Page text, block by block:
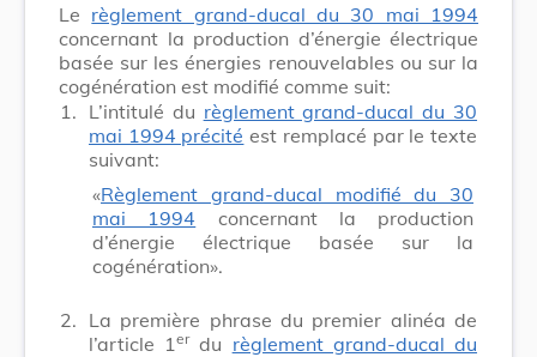
Le règlement grand-ducal du 30 mai 1994
concernant la production d’énergie électrique
basée sur les énergies renouvelables ou sur la
cogénération est modifié comme suit:
1. L’intitulé du règlement grand-ducal du 30
mai 1994 précité est remplacé par le texte
suivant:
«Règlement grand-ducal modifié du 30
mai 1994 concernant la production
d’énergie électrique basée sur la
cogénération».
2. La première phrase du premier alinéa de
l’article 1erdu règlement grand-ducal du